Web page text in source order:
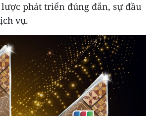
phát triển đúng đắn, sự đầu
vụ.